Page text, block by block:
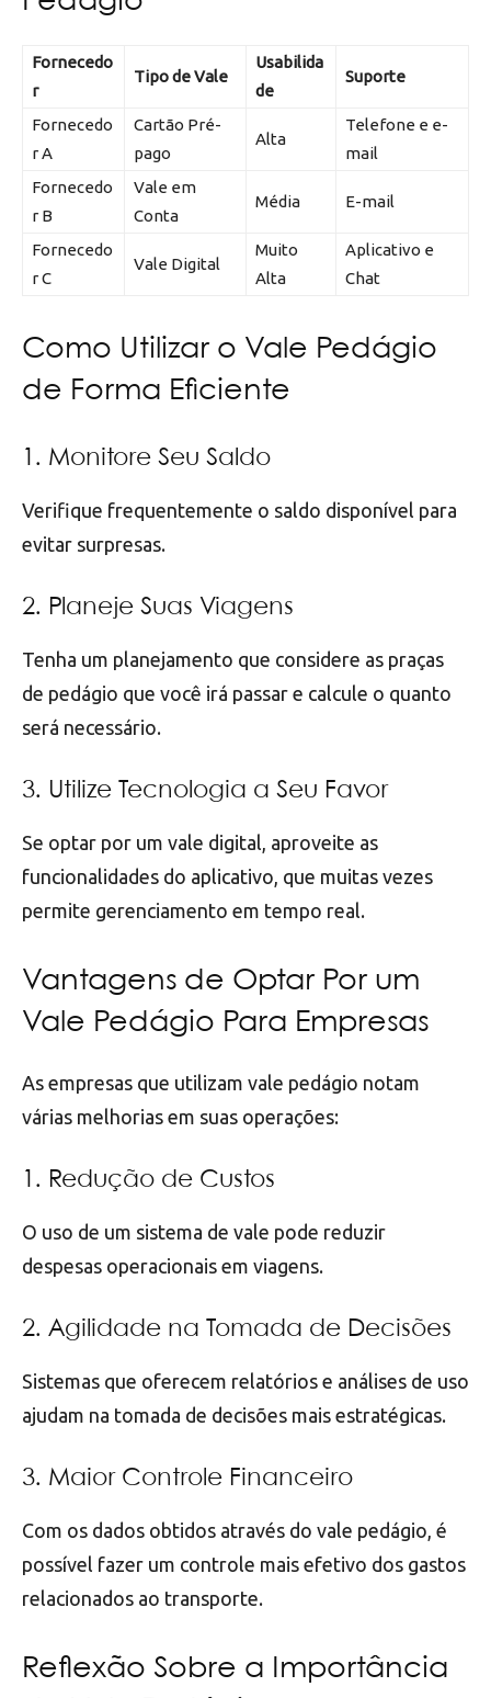
Fornecedo
r
Tipo de Vale
Usabilida
de
Suporte
Fornecedo
r A
Cartão Pré-
pago
Alta
Telefone e e-
mail
Fornecedo
r B
Vale em
Conta
Média E-mail
Fornecedo
r C
Vale Digital
Muito
Alta
Aplicativo e
Chat
Como Utilizar o Vale Pedágio
de Forma Eficiente
1. Monitore Seu Saldo
Verifique frequentemente o saldo disponível para
evitar surpresas.
2. Planeje Suas Viagens
Tenha um planejamento que considere as praças
de pedágio que você irá passar e calcule o quanto
será necessário.
3. Utilize Tecnologia a Seu Favor
Se optar por um vale digital, aproveite as
funcionalidades do aplicativo, que muitas vezes
permite gerenciamento em tempo real.
Vantagens de Optar Por um
Vale Pedágio Para Empresas
As empresas que utilizam vale pedágio notam
várias melhorias em suas operações:
1. Redução de Custos
O uso de um sistema de vale pode reduzir
despesas operacionais em viagens.
2. Agilidade na Tomada de Decisões
Sistemas que oferecem relatórios e análises de uso
ajudam na tomada de decisões mais estratégicas.
3. Maior Controle Financeiro
Com os dados obtidos através do vale pedágio, é
possível fazer um controle mais efetivo dos gastos
relacionados ao transporte.
Reflexão Sobre a Importância